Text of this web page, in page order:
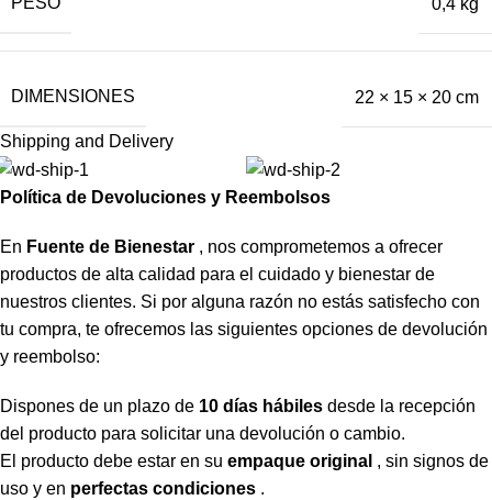
DIMENSIONES 22 × 15 × 20 cm
Shipping and Delivery
Política de Devoluciones y Reembolsos
En Fuente de Bienestar , nos comprometemos a ofrecer
productos de alta calidad para el cuidado y bienestar de
nuestros clientes. Si por alguna razón no estás satisfecho con
tu compra, te ofrecemos las siguientes opciones de devolución
y reembolso:
Dispones de un plazo de 10 días hábiles desde la recepción
del producto para solicitar una devolución o cambio.
El producto debe estar en su empaque original , sin signos de
uso y en perfectas condiciones .